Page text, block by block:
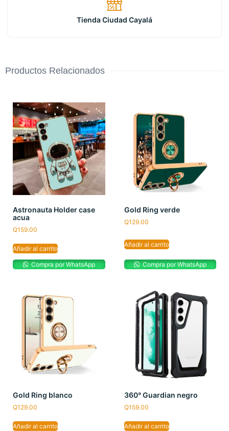
Tienda Ciudad Cayalá
Productos Relacionados
Astronauta Holder case
acua
Q159.00
Añadir al carrito
Compra por WhatsApp
Gold Ring verde
Q129.00
Añadir al carrito
Compra por WhatsApp
Gold Ring blanco
Q129.00
Añadir al carrito
360° Guardian negro
Q159.00
Añadir al carrito